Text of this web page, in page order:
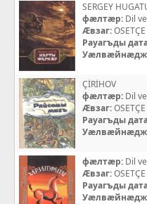
SERGEY
фæлтæр: Dil
Æвзаг:OSETÇE
Рауагъды
ÇİRİHOV
фæлтæр: Dil
Æвзаг:OSETÇE
Рауагъды
фæлтæр: Dil
Æвзаг:OSETÇE
Рауагъды